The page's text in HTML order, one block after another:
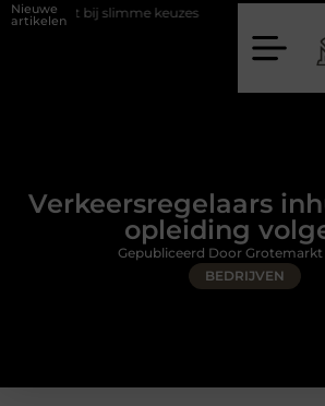
Nieuwe
artikelenkeuzes Waarom kiezen voor een
Verkeersregelaars
opleiding
BEDRIJVEN
Gepubliceerd Door Grotemarkt